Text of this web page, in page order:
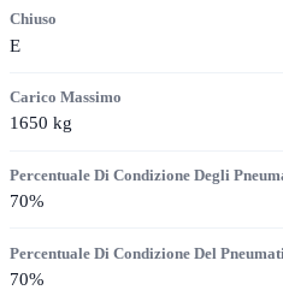
Chiuso
E
Carico Massimo
1650 kg
Percentuale Di Condizione Degli
70%
Percentuale Di Condizione Del
70%